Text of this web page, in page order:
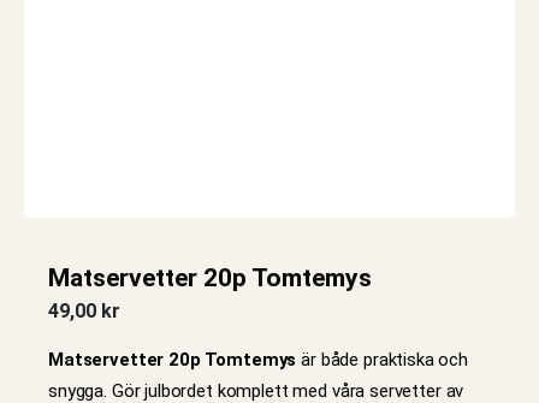
Matservetter 20p Tomtemys
49,00 kr
Matservetter 20p Tomtemysär både praktiska och
snygga. Gör julbordet komplett med våra servetter av